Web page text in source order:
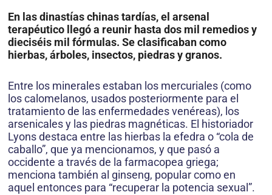
En las dinastías chinas tardías, el arsenal
terapéutico llegó a reunir hasta dos mil remedios y
dieciséis mil fórmulas. Se clasificaban como
hierbas, árboles, insectos, piedras y granos.
Entre los minerales estaban los mercuriales (como
los calomelanos, usados posteriormente para el
tratamiento de las enfermedades venéreas), los
arsenicales y las piedras magnéticas. El historiador
Lyons destaca entre las hierbas la efedra o “cola de
caballo”, que ya mencionamos, y que pasó a
occidente a través de la farmacopea griega;
menciona también al ginseng, popular como en
aquel entonces para “recuperar la potencia sexual”.